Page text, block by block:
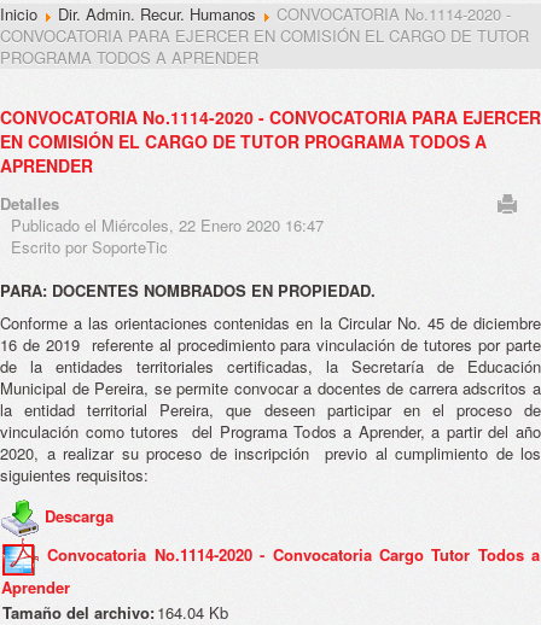
Inicio Dir. Admin. Recur. Humanos
CONVOCATORIA No.1114-2020 -
CONVOCATORIA PARA EJERCER EN COMISIÓN EL CARGO DE TUTOR
PROGRAMA TODOS A APRENDER
CONVOCATORIA No.1114-2020 - CONVOCATORIA PARA EJERCER
EN COMISIÓN EL CARGO DE TUTOR PROGRAMA TODOS A
APRENDER
Detalles
Publicado el Miércoles, 22 Enero 2020 16:47
Escrito por SoporteTic
PARA: DOCENTES NOMBRADOS EN PROPIEDAD.
Conforme a las orientaciones contenidas en la Circular No. 45 de diciembre
16 de 2019 referente al procedimiento para vinculación de tutores por parte
de la entidades territoriales certificadas, la Secretaría de Educación
Municipal de Pereira, se permite convocar a docentes de carrera adscritos a
la entidad territorial Pereira, que deseen participar en el proceso de
vinculación como tutores del Programa Todos a Aprender, a partir del año
2020, a realizar su proceso de inscripción previo al cumplimiento de los
siguientes requisitos:
Descarga
Convocatoria No.1114-2020 - Convocatoria Cargo Tutor Todos a
Aprender
Tamaño del archivo:164.04 Kb